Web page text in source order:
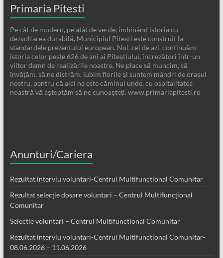
Primaria Pitesti
Pe cât de modern, pe atât de verde, îmbinând istoria cu
dezvoltarea durabilă, Municipiul Pitești este construit la
standardele prezentului european. Noi, cei de azi, continuăm
istoria celor peste 626 de ani ai Piteștiului, încrezători într-un
viitor demn de realizările noastre. Ne place să muncim, să
învățăm, să ne distrăm, iubim florile și suntem mândri de orașul
nostru, pentru că aici ne este căminul unde, cu ospitalitatea
noastră vă așteptăm să ne cunoașteți. www.primariapitesti.ro
Anunturi/Cariera
Rezultat interviu voluntari-Centrul Multifunctional Comunitar
Rezultat selecție dosare voluntari – Centrul Multifuncțional
Comunitar
Selectie voluntari – Centrul Multifunctional Comunitar
Rezultat interviu voluntari-Centrul Multifunctional Comunitar-
08.06.2026 – 11.06.2026